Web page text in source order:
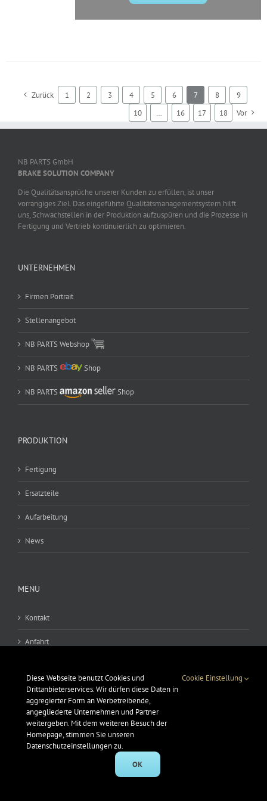
Zurück 1 2 3 4 5 6 7 8
9
10
… 16 17 18 Vor
NB PARTS GmbH
BRAKE SOLUTION COMPANY
Die Qualitätsansprüche unserer Kunden zu erfüllen, ist unser
vorrangiges Ziel. Das eingeführte Qualitätsmanagementsystem hilft
uns, Schwachstellen in der Produktion aufzuspüren und die Prozesse in
Fertigung und Vertrieb kontinuierlich zu optimieren.
UNTERNEHMEN
Firmen Portrait
Stellenangebot
NB PARTS Webshop
NB PARTS Shop
NB PARTS Shop
PRODUKTION
Fertigung
Ersatzteile
Aufarbeitung
News
MENU
Kontakt
Anfahrt
Datenschutz
Impressum
Diese Webseite benutzt Cookies und
Drittanbieterservices. Wir dürfen diese Daten in
aggregierter Form an Werbetreibende,
angegliederte Unternehmen und Partner
weitergeben. Mit dem weiteren Besuch der
Homepage, stimmen Sie unseren
Datenschutzeinstellungen zu.
Cookie Einstellung
OK